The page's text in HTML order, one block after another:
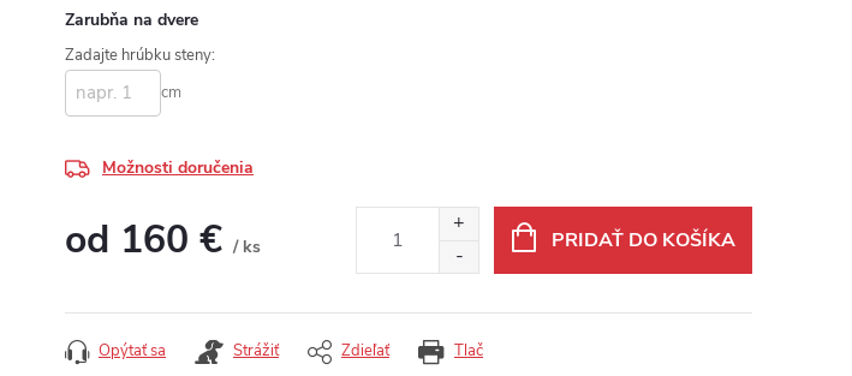
Zarubňa na dvere
Zadajte hrúbku steny:
cm
Možnosti doručenia
od 160 € / ks
PRIDAŤ DO KOŠÍKA
Tlač
Opýtať sa Strážiť Zdieľať